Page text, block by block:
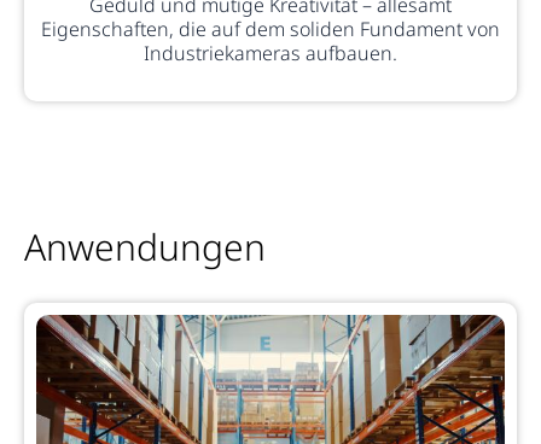
Eigenschaften, die auf dem soliden Fundament von
Industriekameras aufbauen.
Anwendungen